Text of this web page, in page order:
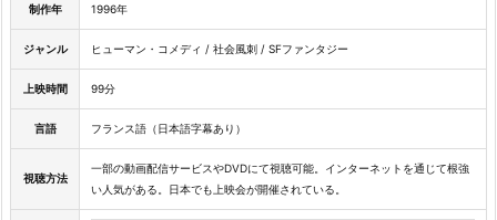
制作年 1996年
ジャンル ヒューマン・コメディ / 社会風刺 / SFファンタジー
上映時間 99分
言語 フランス語（日本語字幕あり）
視聴方法
一部の動画配信サービスやDVDにて視聴可能。インターネットを通じて根強
い人気がある。日本でも上映会が開催されている。